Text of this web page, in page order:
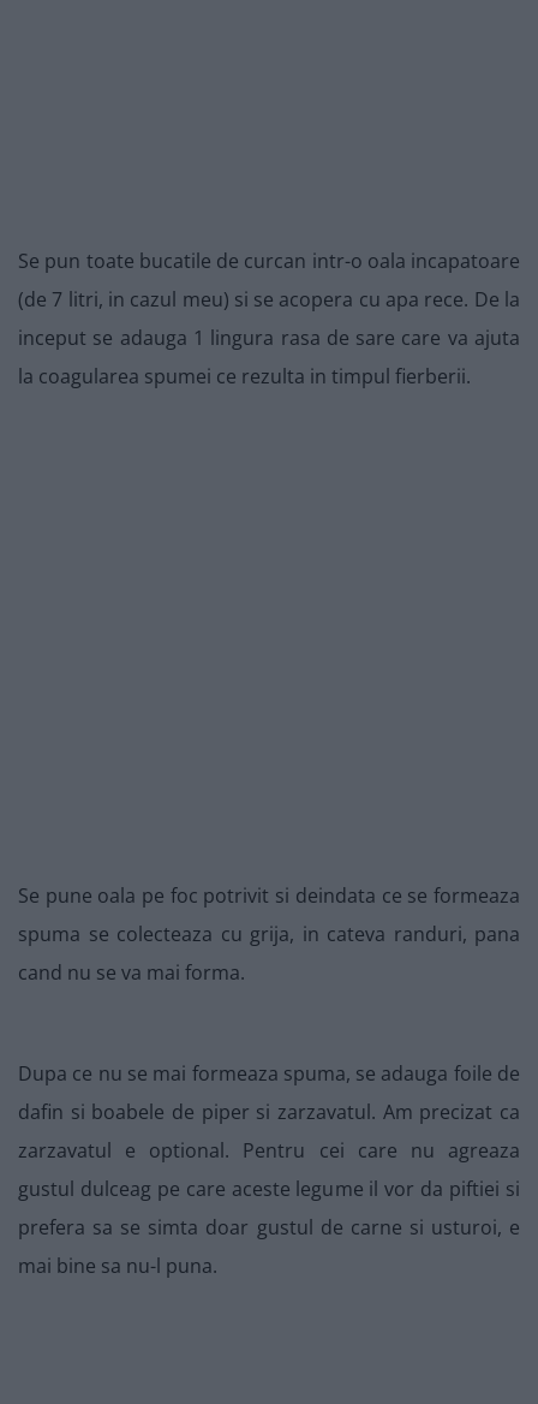
Se pun toate bucatile de curcan intr-o oala incapatoare
(de 7 litri, in cazul meu) si se acopera cu apa rece. De la
inceput se adauga 1 lingura rasa de sare care va ajuta
la coagularea spumei ce rezulta in timpul fierberii.
Se pune oala pe foc potrivit si deindata ce se formeaza
spuma se colecteaza cu grija, in cateva randuri, pana
cand nu se va mai forma.
Dupa ce nu se mai formeaza spuma, se adauga foile de
dafin si boabele de piper si zarzavatul. Am precizat ca
zarzavatul e optional. Pentru cei care nu agreaza
gustul dulceag pe care aceste legume il vor da piftiei si
prefera sa se simta doar gustul de carne si usturoi, e
mai bine sa nu-l puna.